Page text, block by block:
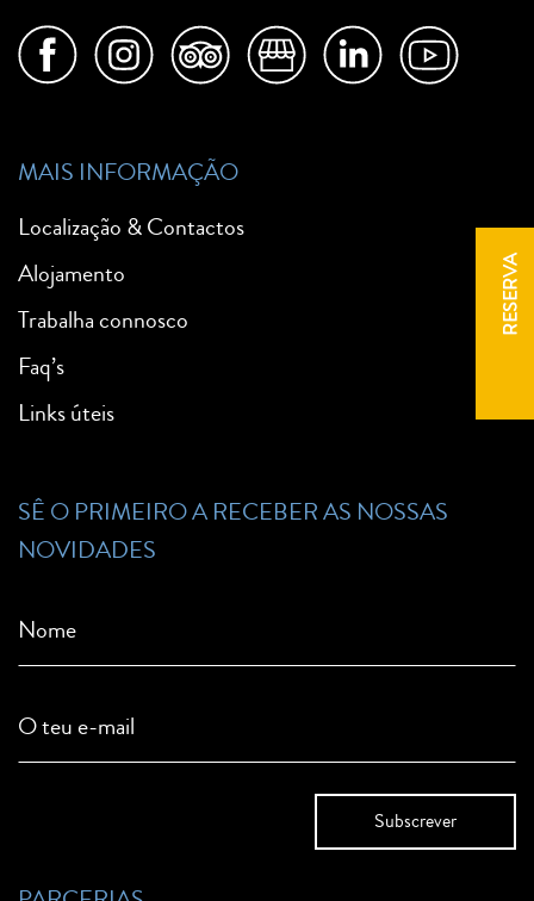
RESERVA
MAIS INFORMAÇÃO
Localização & Contactos
Alojamento
Trabalha connosco
Faq’s
Links úteis
SÊ O PRIMEIRO A RECEBER AS NOSSAS
NOVIDADES
Nome
O teu e-mail